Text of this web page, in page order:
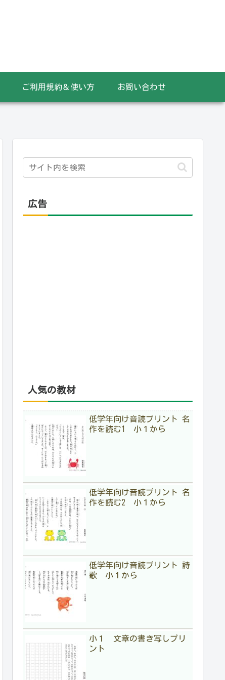
ご利用規約＆使い方 お問い合わせ
広告
人気の教材
低学年向け音読プリント 名
作を読む1 小１から
低学年向け音読プリント 名
作を読む2 小１から
低学年向け音読プリント 詩
歌 小１から
小１ 文章の書き写しプリ
ント